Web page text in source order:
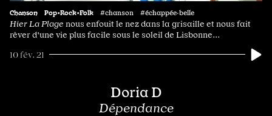
Chanson Pop•Rock•Folk #chanson #échappée·belle
Hier La Plage nous enfouit le nez dans la grisaille et nous fait
rêver d'une vie plus facile sous le soleil de Lisbonne...
10 fév. 21
Doria D
Dépendance